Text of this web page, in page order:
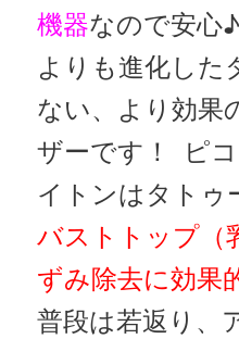
機器なので安心♪
よりも進化した
ない、より効果
ザーです！
ピ
イトンはタトゥ
バストトップ（
ずみ除去に効果
普段は若返り、